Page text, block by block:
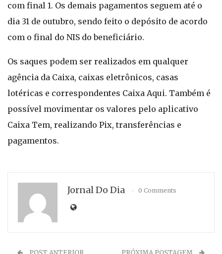
com final 1. Os demais pagamentos seguem até o
dia 31 de outubro, sendo feito o depósito de acordo
com o final do NIS do beneficiário.
Os saques podem ser realizados em qualquer
agência da Caixa, caixas eletrônicos, casas
lotéricas e correspondentes Caixa Aqui. Também é
possível movimentar os valores pelo aplicativo
Caixa Tem, realizando Pix, transferências e
pagamentos.
Jornal Do Dia 0 Comments